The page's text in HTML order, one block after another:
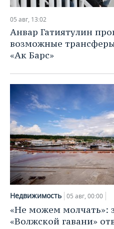
05 авг, 13:02
Анвар Гатиятулин
возможные
«Ак Барс»
Недвижимость 05 авг, 00:00
«Не можем молчать»:
«Волжской гавани»